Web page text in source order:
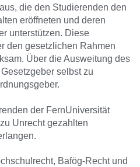
die den Studierenden den
eröffneten und deren
unterstützen. Diese
den gesetzlichen Rahmen
Über die Ausweitung des
selbst zu
der FernUniversität
Unrecht gezahlten
Bafög-Recht und